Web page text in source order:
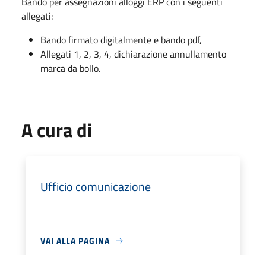
allegati:
Bando firmato digitalmente e bando pdf,
Allegati 1, 2, 3, 4, dichiarazione annullamento
marca da bollo.
A cura di
Ufficio comunicazione
VAI ALLA PAGINA